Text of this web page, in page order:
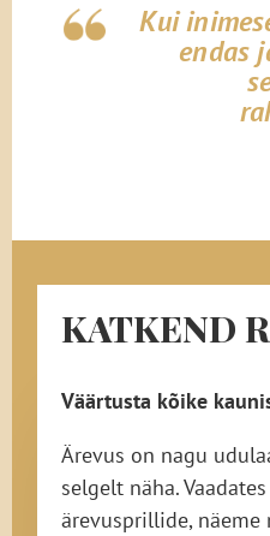
Kui
endas
KATKEND
Väärtusta kõike
Ärevus on nagu
selgelt näha.
ärevusprillide,